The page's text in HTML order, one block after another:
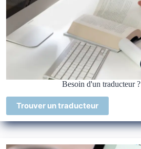
Besoin d'un traducteur ?
Trouver un traducteur